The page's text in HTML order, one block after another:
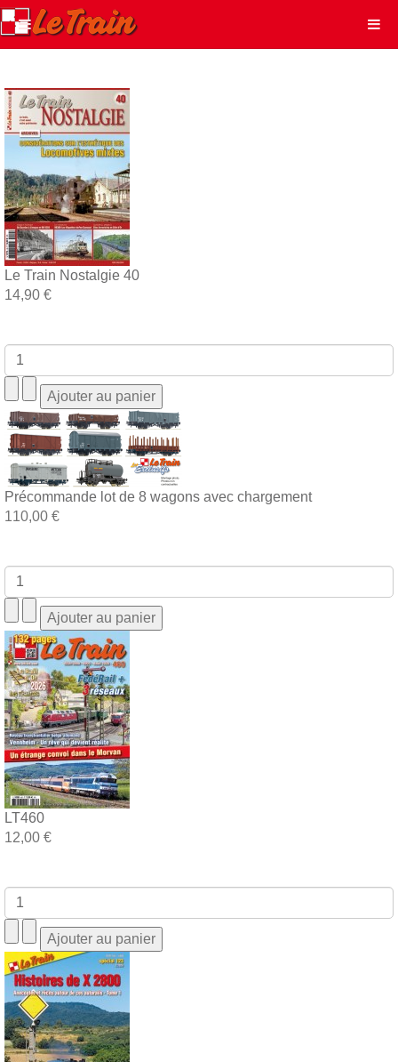
Le Train Nostalgie 40
14,90 €
Précommande lot de 8 wagons avec chargement
110,00 €
LT460
12,00 €